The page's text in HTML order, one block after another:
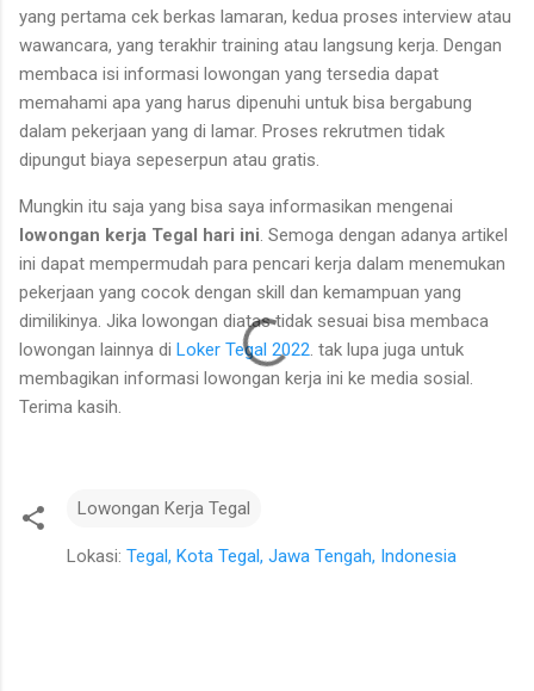
yang pertama cek berkas lamaran, kedua proses interview atau
wawancara, yang terakhir training atau langsung kerja. Dengan
membaca isi informasi lowongan yang tersedia dapat
memahami apa yang harus dipenuhi untuk bisa bergabung
dalam pekerjaan yang di lamar. Proses rekrutmen tidak
dipungut biaya sepeserpun atau gratis.
Mungkin itu saja yang bisa saya informasikan mengenai
lowongan kerja Tegal hari ini . Semoga dengan adanya artikel
ini dapat mempermudah para pencari kerja dalam menemukan
pekerjaan yang cocok dengan skill dan kemampuan yang
dimilikinya. Jika lowongan diatas tidak sesuai bisa membaca
lowongan lainnya di Loker Tegal 2022 . tak lupa juga untuk
membagikan informasi lowongan kerja ini ke media sosial.
Terima kasih.
Lowongan Kerja Tegal
Lokasi: Tegal, Kota Tegal, Jawa Tengah, Indonesia